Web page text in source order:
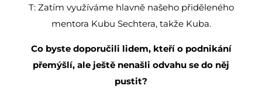
T: Zatím využíváme hlavně našeho přiděleného
mentora Kubu Sechtera, takže Kuba.
Co byste doporučili lidem, kteří o podnikání
přemýšlí, ale ještě nenašli odvahu se do něj
pustit?